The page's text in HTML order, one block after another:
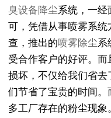
臭设备降尘系统，一经
可，凭借从事喷雾系
查，推出的喷雾除尘系
受合作客户的好评。
损坏，不仅给我们省
们节省了宝贵的时间
多工厂存在的粉尘现